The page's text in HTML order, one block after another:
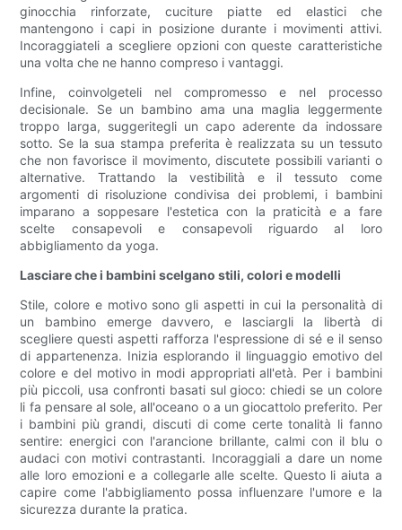
ginocchia rinforzate, cuciture piatte ed elastici che
mantengono i capi in posizione durante i movimenti attivi.
Incoraggiateli a scegliere opzioni con queste caratteristiche
una volta che ne hanno compreso i vantaggi.
Infine, coinvolgeteli nel compromesso e nel processo
decisionale. Se un bambino ama una maglia leggermente
troppo larga, suggeritegli un capo aderente da indossare
sotto. Se la sua stampa preferita è realizzata su un tessuto
che non favorisce il movimento, discutete possibili varianti o
alternative. Trattando la vestibilità e il tessuto come
argomenti di risoluzione condivisa dei problemi, i bambini
imparano a soppesare l'estetica con la praticità e a fare
scelte consapevoli e consapevoli riguardo al loro
abbigliamento da yoga.
Lasciare che i bambini scelgano stili, colori e modelli
Stile, colore e motivo sono gli aspetti in cui la personalità di
un bambino emerge davvero, e lasciargli la libertà di
scegliere questi aspetti rafforza l'espressione di sé e il senso
di appartenenza. Inizia esplorando il linguaggio emotivo del
colore e del motivo in modi appropriati all'età. Per i bambini
più piccoli, usa confronti basati sul gioco: chiedi se un colore
li fa pensare al sole, all'oceano o a un giocattolo preferito. Per
i bambini più grandi, discuti di come certe tonalità li fanno
sentire: energici con l'arancione brillante, calmi con il blu o
audaci con motivi contrastanti. Incoraggiali a dare un nome
alle loro emozioni e a collegarle alle scelte. Questo li aiuta a
capire come l'abbigliamento possa influenzare l'umore e la
sicurezza durante la pratica.